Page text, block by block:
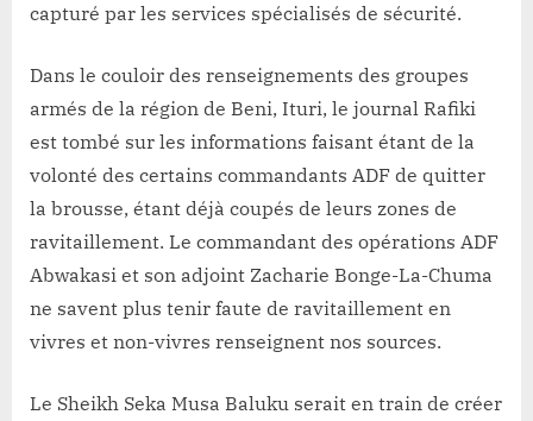
capturé par les services spécialisés de sécurité.
Dans le couloir des renseignements des groupes
armés de la région de Beni, Ituri, le journal Rafiki
est tombé sur les informations faisant étant de la
volonté des certains commandants ADF de quitter
la brousse, étant déjà coupés de leurs zones de
ravitaillement. Le commandant des opérations ADF
Abwakasi et son adjoint Zacharie Bonge-La-Chuma
ne savent plus tenir faute de ravitaillement en
vivres et non-vivres renseignent nos sources.
Le Sheikh Seka Musa Baluku serait en train de créer